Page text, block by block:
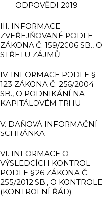
ODPOVĚDI 2019
III. INFORMACE
ZVEŘEJŇOVANÉ PODLE
ZÁKONA Č. 159/2006 SB., O
STŘETU ZÁJMŮ
IV. INFORMACE PODLE §
123 ZÁKONA Č. 256/2004
SB., O PODNIKÁNÍ NA
KAPITÁLOVÉM TRHU
V. DAŇOVÁ INFORMAČNÍ
SCHRÁNKA
VI. INFORMACE O
VÝSLEDCÍCH KONTROL
PODLE § 26 ZÁKONA Č.
255/2012 SB., O KONTROLE
(KONTROLNÍ ŘÁD)